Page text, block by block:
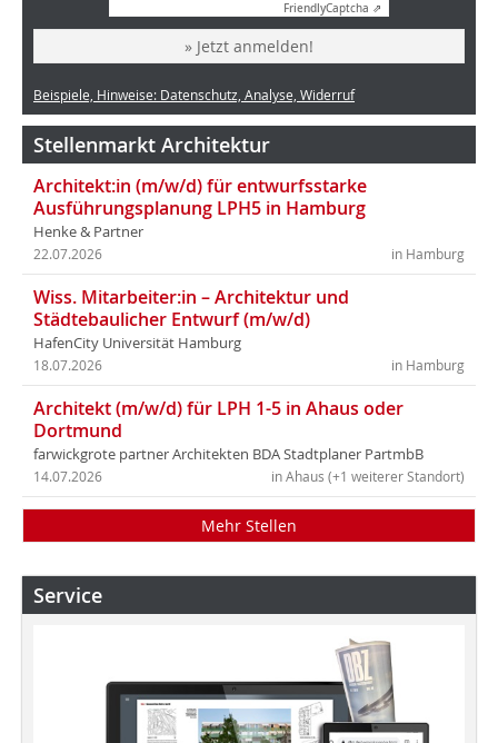
FriendlyCaptcha ⇗
» Jetzt anmelden!
Beispiele, Hinweise: Datenschutz, Analyse, Widerruf
Stellenmarkt Architektur
Architekt:in (m/w/d) für entwurfsstarke
Ausführungsplanung LPH5 in Hamburg
Henke & Partner
in Hamburg
22.07.2026
Wiss. Mitarbeiter:in – Architektur und
Städtebaulicher Entwurf (m/w/d)
HafenCity Universität Hamburg
in Hamburg
18.07.2026
Architekt (m/w/d) für LPH 1-5 in Ahaus oder
Dortmund
farwickgrote partner Architekten BDA Stadtplaner PartmbB
in Ahaus (+1 weiterer Standort)
14.07.2026
Mehr Stellen
Service